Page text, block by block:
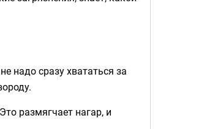
надо сразу хвататься за
размягчает нагар, и